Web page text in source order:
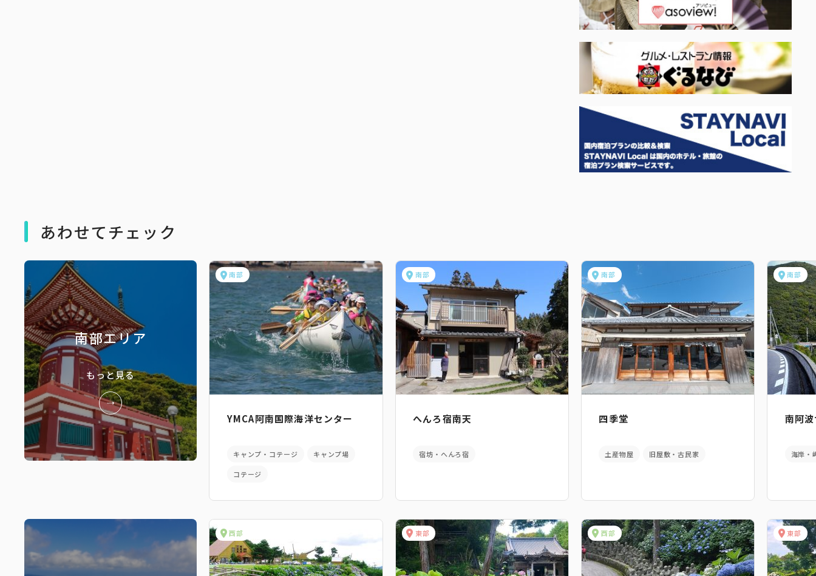
あわせてチェック
南部エリア
もっと見る
南部
YMCA阿南国際海洋センター
キャンプ・コテージ キャンプ場
コテージ
南部
へんろ宿南天
宿坊・へんろ宿
南部
四季堂
土産物屋 旧屋敷・古民家
南部
南阿
海岸・
西部 東部 西部 東部